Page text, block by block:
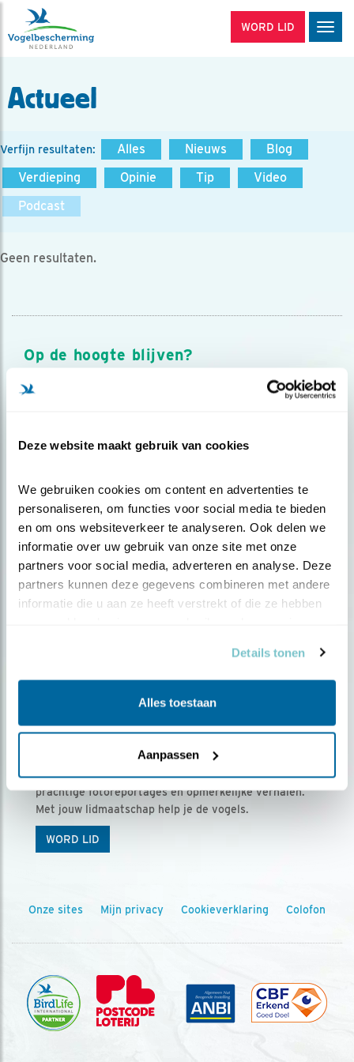
Deze website maakt gebruik van cookies
We gebruiken cookies om content en advertenties te
personaliseren, om functies voor social media te bieden
en om ons websiteverkeer te analyseren. Ook delen we
informatie over uw gebruik van onze site met onze
partners voor social media, adverteren en analyse. Deze
partners kunnen deze gegevens combineren met andere
informatie die u aan ze heeft verstrekt of die ze hebben
Details tonen
Alles toestaan
Aanpassen
WORD LID
Actueel
Verfijn resultaten: Alles Nieuws
Blog
Verdieping
Opinie Tip
Video
Podcast
Geen resultaten.
Op de hoogte blijven?
Meld je aan en ontvang nieuws, inspiratie, acties en tips
over vogels en activiteiten van Vogelbescherming.
Ontvang 5 x Vogels voor € 36,00 per jaar
Vogels is het tijdschrift voor onze leden, met
prachtige fotoreportages en opmerkelijke verhalen.
Met jouw lidmaatschap help je de vogels.
WORD LID
Onze sites Mijn privacy Cookieverklaring Colofon